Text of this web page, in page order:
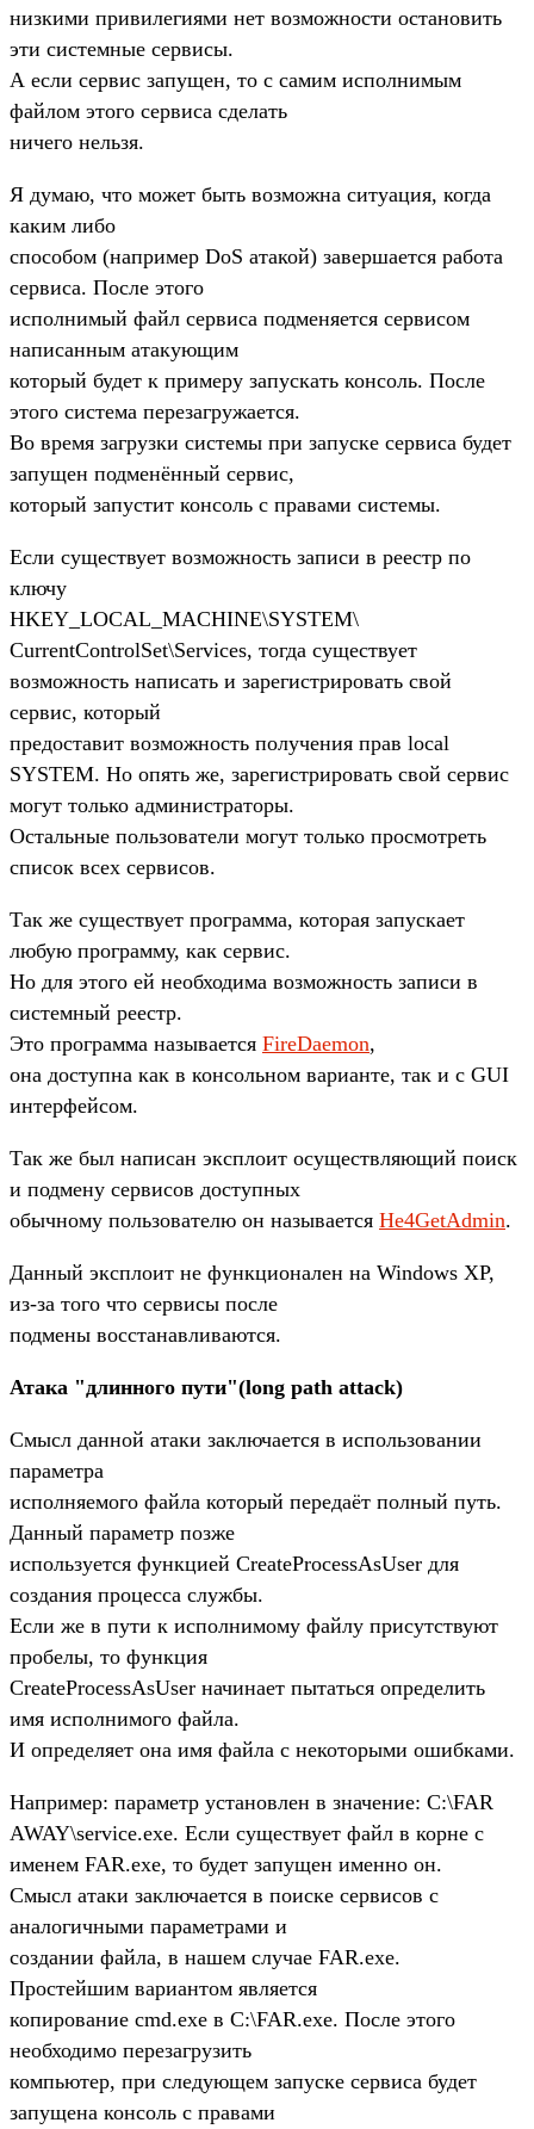
низкими привилегиями нет возможности остановить
эти системные сервисы.
А если сервис запущен, то с самим исполнимым
файлом этого сервиса сделать
ничего нельзя.
Я думаю, что может быть возможна ситуация, когда
каким либо
способом (например DoS атакой) завершается работа
сервиса. После этого
исполнимый файл сервиса подменяется сервисом
написанным атакующим
который будет к примеру запускать консоль. После
этого система перезагружается.
Во время загрузки системы при запуске сервиса будет
запущен подменённый сервис,
который запустит консоль с правами системы.
Если существует возможность записи в реестр по
ключу
HKEY_LOCAL_MACHINE\SYSTEM\
CurrentControlSet\Services, тогда существует
возможность написать и зарегистрировать свой
сервис, который
предоставит возможность получения прав local
SYSTEM. Но опять же, зарегистрировать свой сервис
могут только администраторы.
Остальные пользователи могут только просмотреть
список всех сервисов.
Так же существует программа, которая запускает
любую программу, как сервис.
Но для этого ей необходима возможность записи в
системный реестр.
Это программа называется FireDaemon,
она доступна как в консольном варианте, так и с GUI
интерфейсом.
Так же был написан эксплоит осуществляющий поиск
и подмену сервисов доступных
обычному пользователю он называется He4GetAdmin.
Данный эксплоит не функционален на Windows XP,
из-за того что сервисы после
подмены восстанавливаются.
Атака "длинного пути"(long path attack)
Смысл данной атаки заключается в использовании
параметра
исполняемого файла который передаёт полный путь.
Данный параметр позже
используется функцией CreateProcessAsUser для
создания процесса службы.
Если же в пути к исполнимому файлу присутствуют
пробелы, то функция
CreateProcessAsUser начинает пытаться определить
имя исполнимого файла.
И определяет она имя файла с некоторыми ошибками.
Например: параметр установлен в значение: C:\FAR
AWAY\service.exe. Если существует файл в корне с
именем FAR.exe, то будет запущен именно он.
Смысл атаки заключается в поиске сервисов с
аналогичными параметрами и
создании файла, в нашем случае FAR.exe.
Простейшим вариантом является
копирование cmd.exe в C:\FAR.exe. После этого
необходимо перезагрузить
компьютер, при следующем запуске сервиса будет
запущена консоль с правами